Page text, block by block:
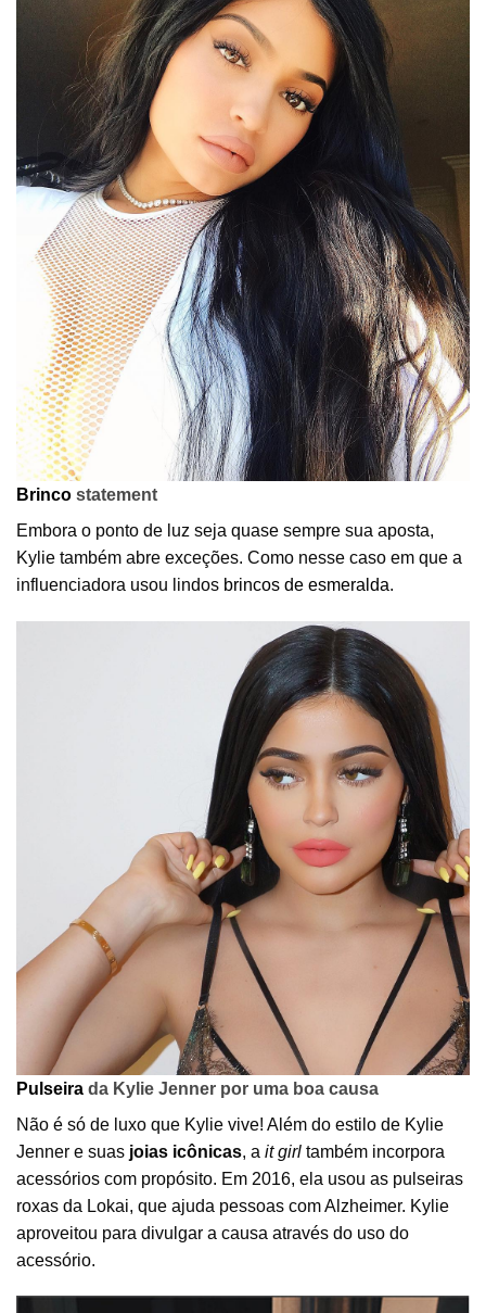
Brinco statement
Embora o ponto de luz seja quase sempre sua aposta,
Kylie também abre exceções. Como nesse caso em que a
influenciadora usou lindos brincos de esmeralda.
Pulseira da Kylie Jenner por uma boa causa
Não é só de luxo que Kylie vive! Além do estilo de Kylie
Jenner e suas joias icônicas, a it girl também incorpora
acessórios com propósito. Em 2016, ela usou as pulseiras
roxas da Lokai, que ajuda pessoas com Alzheimer. Kylie
aproveitou para divulgar a causa através do uso do
acessório.